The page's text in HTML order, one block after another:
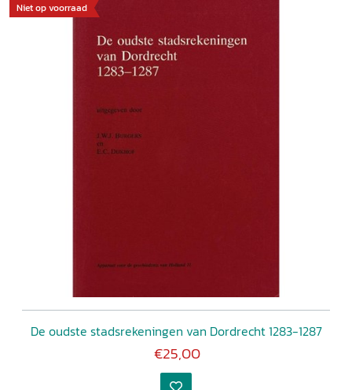
De oudste stadsrekeningen van Dordrecht 1283-1287
€25,00
Niet op voorraad